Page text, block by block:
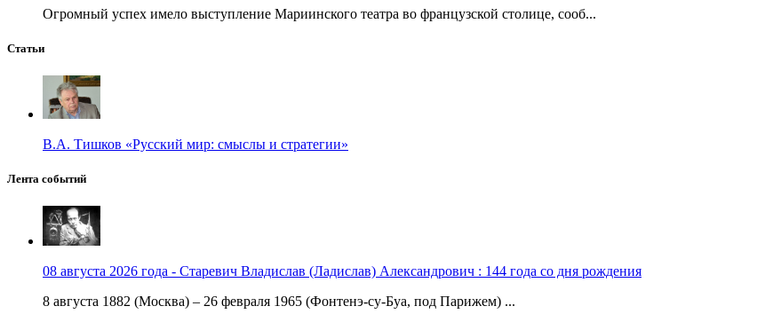
Огромный успех имело выступление Мариинского театра во французской столице, сооб...
Статьи
В.А. Тишков «Русский мир: смыслы и стратегии»
Лента событий
08 августа 2026 года - Старевич Владислав (Ладислав) Александрович : 144 года со дня рождения
8 августа 1882 (Москва) – 26 февраля 1965 (Фонтенэ-су-Буа, под Парижем) ...